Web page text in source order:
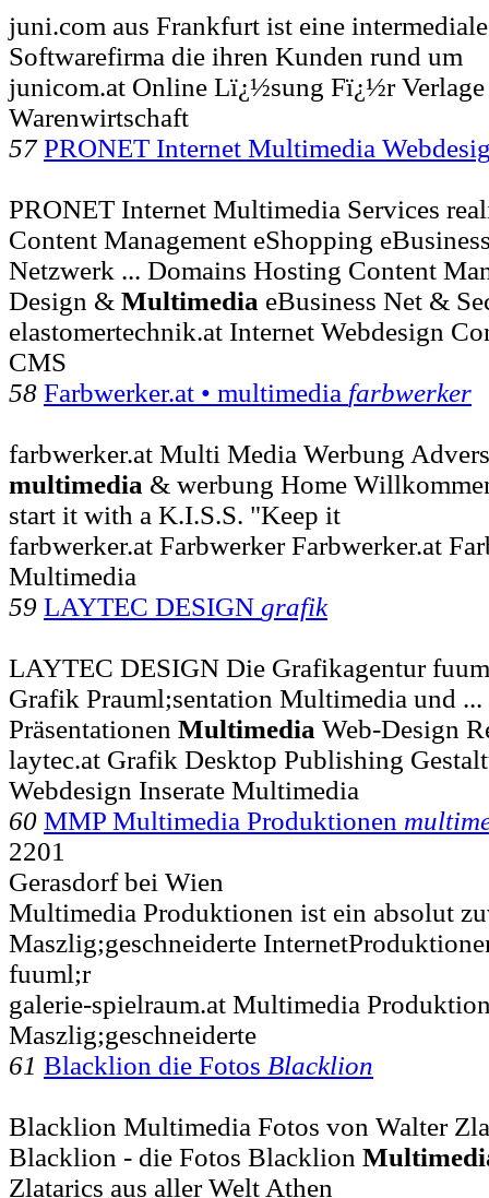
juni.com aus Frankfurt ist eine
Softwarefirma die ihren Kunden rund um
junicom.at Online Lï¿½sung Fï¿½r
Warenwirtschaft
57 PRONET Internet Multimedia
PRONET Internet Multimedia Services
Content Management eShopping
Netzwerk ... Domains Hosting Content
Design & Multimedia eBusiness Net &
elastomertechnik.at Internet Webdesign
CMS
58 Farbwerker.at • multimedia farbwerker
farbwerker.at Multi Media Werbung
multimedia & werbung Home
start it with a K.I.S.S. "Keep it
farbwerker.at Farbwerker Farbwerker.at
Multimedia
59 LAYTEC DESIGN grafik
LAYTEC DESIGN Die Grafikagentur
Grafik Prauml;sentation Multimedia und
Präsentationen Multimedia Web-Design
laytec.at Grafik Desktop Publishing
Webdesign Inserate Multimedia
60 MMP Multimedia Produktionen
2201
Gerasdorf bei Wien
Multimedia Produktionen ist ein absolut
Maszlig;geschneiderte
fuuml;r
galerie-spielraum.at Multimedia
Maszlig;geschneiderte
61 Blacklion die Fotos Blacklion
Blacklion Multimedia Fotos von Walter
Blacklion - die Fotos Blacklion
Zlatarics aus aller Welt Athen